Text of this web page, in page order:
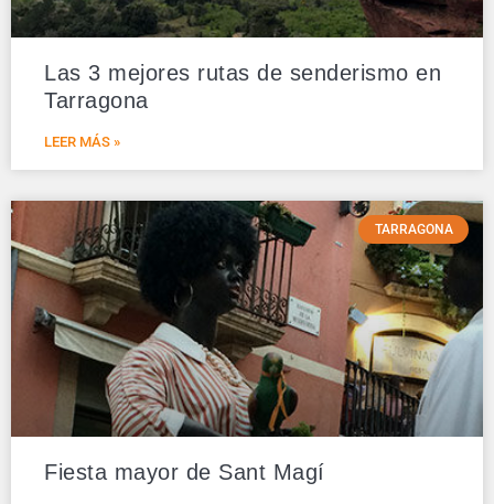
Las 3 mejores rutas de senderismo en
Tarragona
LEER MÁS »
TARRAGONA
Fiesta mayor de Sant Magí